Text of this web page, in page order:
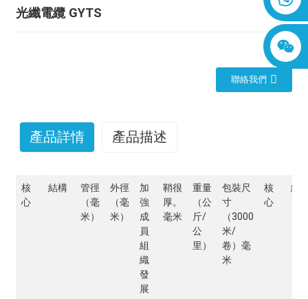
光纖電纜 GYTS
聯絡我們
產品詳情 產品描述
核
心
結構
管徑
（毫
米）
外徑
（毫
米）
加
強
成
員
組
織
發
展
鞘很
厚。
毫米
重量
（公
斤/
公
里）
包裝尺
寸
（3000
米/
卷）毫
米
核
心
結